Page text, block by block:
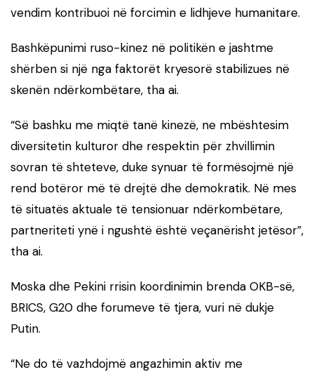
vendim kontribuoi në forcimin e lidhjeve humanitare.
Bashkëpunimi ruso-kinez në politikën e jashtme
shërben si një nga faktorët kryesorë stabilizues në
skenën ndërkombëtare, tha ai.
“Së bashku me miqtë tanë kinezë, ne mbështesim
diversitetin kulturor dhe respektin për zhvillimin
sovran të shteteve, duke synuar të formësojmë një
rend botëror më të drejtë dhe demokratik. Në mes
të situatës aktuale të tensionuar ndërkombëtare,
partneriteti ynë i ngushtë është veçanërisht jetësor”,
tha ai.
Moska dhe Pekini rrisin koordinimin brenda OKB-së,
BRICS, G20 dhe forumeve të tjera, vuri në dukje
Putin.
“Ne do të vazhdojmë angazhimin aktiv me